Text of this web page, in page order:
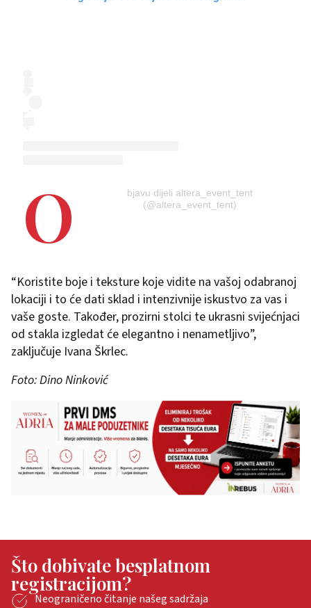
O
bjavu dijeli altera_event_tent
(@altera_event_tent)
“Koristite boje i teksture koje vidite na vašoj odabranoj
lokaciji i to će dati sklad i intenzivnije iskustvo za vas i
vaše goste. Također, prozirni stolci te ukrasni svijećnjaci
od stakla izgledat će elegantno i nenametljivo”,
zaključuje Ivana Škrlec.
Foto: Dino Ninković
Što dobivate besplatnom
registracijom?
Neograničeno čitanje našeg sadržaja